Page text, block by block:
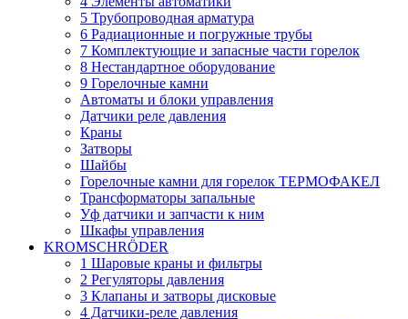
5 Трубопроводная арматура
6 Радиационные и погружные трубы
7 Комплектующие и запасные части горелок
8 Нестандартное оборудование
9 Горелочные камни
Автоматы и блоки управления
Датчики реле давления
Краны
Затворы
Шайбы
Горелочные камни для горелок ТЕРМОФАКЕЛ
Трансформаторы запальные
Уф датчики и запчасти к ним
Шкафы управления
KROMSCHRÖDER
1 Шаровые краны и фильтры
2 Регуляторы давления
3 Клапаны и затворы дисковые
4 Датчики-реле давления